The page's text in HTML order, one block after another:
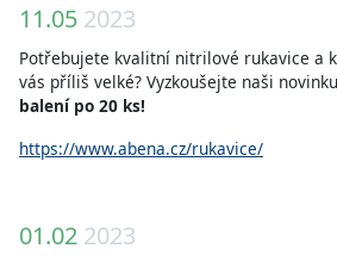
11.05 2023
Potřebujete kvalitní nitrilové rukavice a
vás příliš velké? Vyzkoušejte naši
balení po 20 ks!
https://www.abena.cz/rukavice/
01.02 2023